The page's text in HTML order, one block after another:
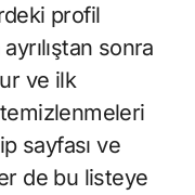
profil
sonra
ve ilk
sayfası ve
de bu listeye